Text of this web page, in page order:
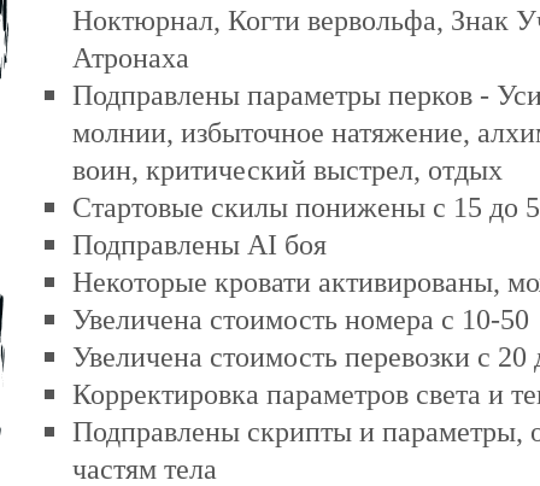
Ноктюрнал, Когти вервольфа, Знак
Атронаха
Подправлены параметры перков -
молнии, избыточное натяжение,
воин, критический выстрел, отдых
Стартовые скилы понижены с 15 до 5
Подправлены AI боя
Некоторые кровати активированы,
Увеличена стоимость номера с 10-50
Увеличена стоимость перевозки с 20
Корректировка параметров света и
Подправлены скрипты и параметры,
частям тела